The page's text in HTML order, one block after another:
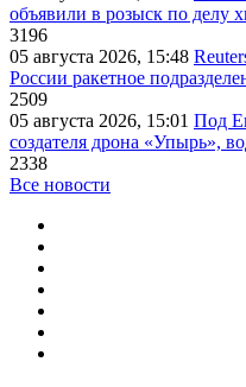
объявили в розыск по делу
3196
05 августа 2026, 15:48
России ракетное
2509
05 августа 2026, 15:01 Под
создателя дрона «Упырь»,
2338
Все новости